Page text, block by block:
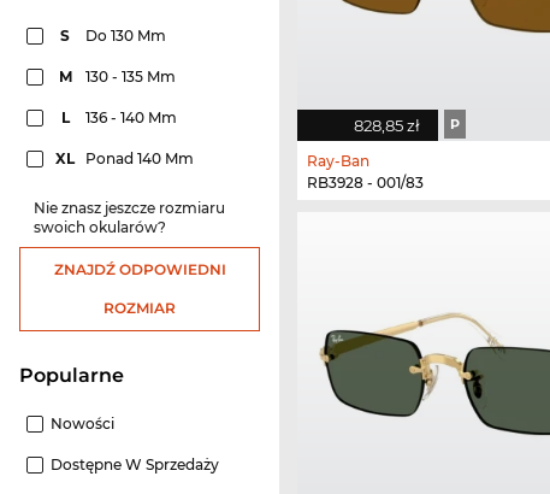
S Do 130 Mm
M 130 - 135 Mm
L 136 - 140 Mm
XL Ponad 140 Mm
Nie znasz jeszcze rozmiaru
swoich okularów?
ZNAJDŹ ODPOWIEDNI
ROZMIAR
Popularne
Nowości
Dostępne W Sprzedaży
828,85 zł P
Ray-Ban
RB3928 - 001/83